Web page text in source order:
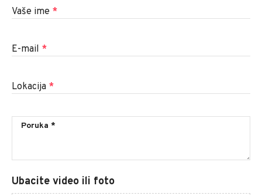
Vaše ime *
E-mail *
Lokacija *
Ubacite video ili foto